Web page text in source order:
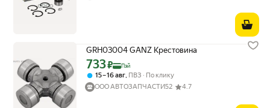
GRH03004 GANZ Крестовина
Цена с картой Яндекс Пэй 733 ₽ вместо
733₽ Пэй
15 – 16 авг, ПВЗ
По клику
ООО АВТОЗАПЧАСТИ52
4.7